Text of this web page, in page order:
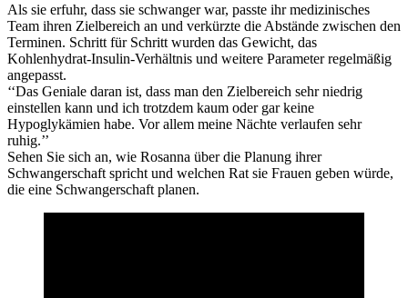
Als sie erfuhr, dass sie schwanger war, passte ihr medizinisches
Team ihren Zielbereich an und verkürzte die Abstände zwischen den
Terminen. Schritt für Schritt wurden das Gewicht, das
Kohlenhydrat-Insulin-Verhältnis und weitere Parameter regelmäßig
angepasst.
‘‘Das Geniale daran ist, dass man den Zielbereich sehr niedrig
einstellen kann und ich trotzdem kaum oder gar keine
Hypoglykämien habe. Vor allem meine Nächte verlaufen sehr
ruhig.’’
Sehen Sie sich an, wie Rosanna über die Planung ihrer
Schwangerschaft spricht und welchen Rat sie Frauen geben würde,
die eine Schwangerschaft planen.